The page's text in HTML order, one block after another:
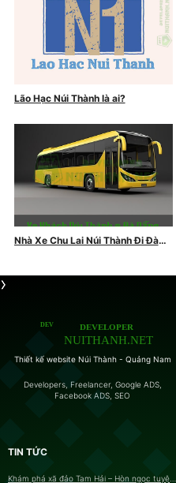
Lão Hạc Núi Thành là ai?
Nhà Xe Chu Lai Núi Thành Đi Đà
Thiết kế website Núi Thành - Quảng Nam
Developers, Freelancer, Google ADS,
Facebook ADS, SEO
TIN TỨC
Khám phá xã đảo Tam Hải – Hòn ngọc tuyệt